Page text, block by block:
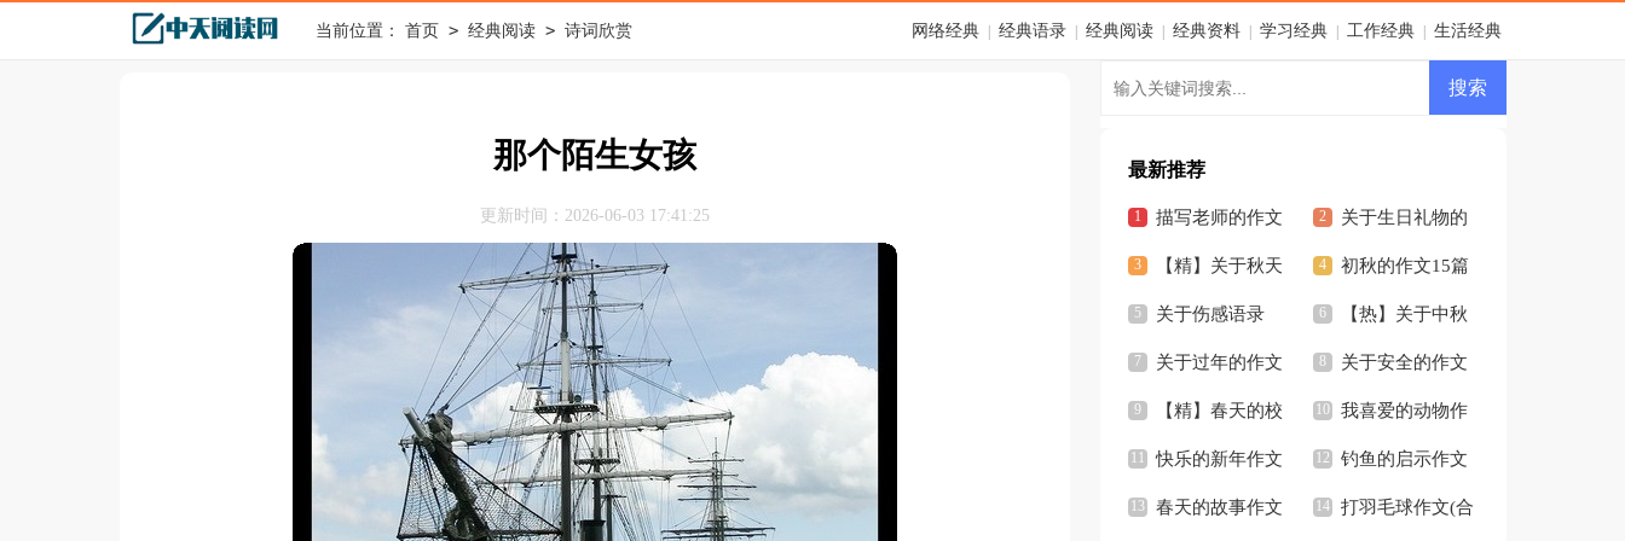
当前位置： 首页 > 经典阅读 > 诗词欣赏 网络经典 经典语录 经典阅读 经典资料 学习经典 工作经典 生活经典
那个陌生女孩
更新时间：2026-06-03 17:41:25
最新推荐
描写老师的作文
(通用15篇)
关于生日礼物的
作文【精】
【精】关于秋天
作文
初秋的作文15篇
关于伤感语录
【精】
【热】关于中秋
的作文
关于过年的作文
【精】
关于安全的作文
【精】
【精】春天的校
园作文
我喜爱的动物作
文集锦15篇
快乐的新年作文
(15篇)
钓鱼的启示作文
合集15篇
春天的故事作文 打羽毛球作文(合